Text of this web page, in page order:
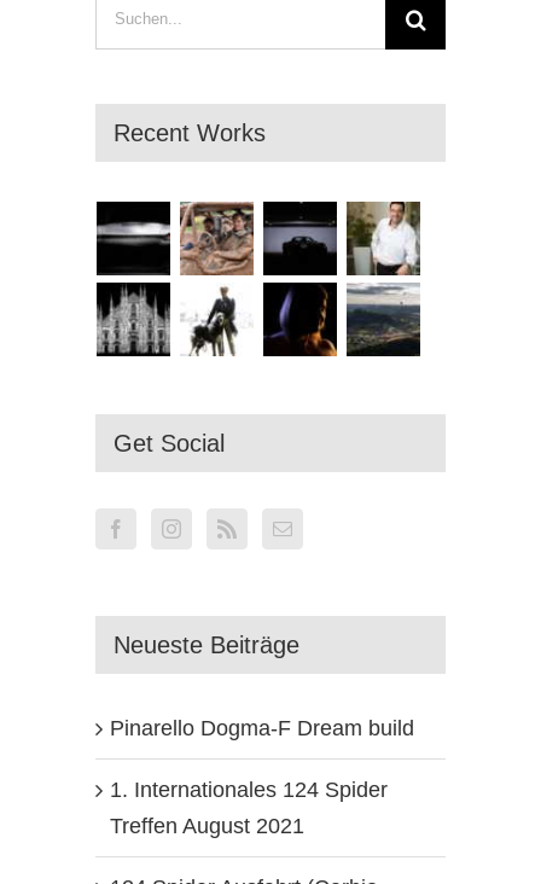
Recent Works
Get Social
Neueste Beiträge
Pinarello Dogma-F Dream build
1. Internationales 124 Spider
Treffen August 2021